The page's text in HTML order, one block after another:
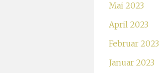
Mai 2023
April 2023
Februar 2023
Januar 2023